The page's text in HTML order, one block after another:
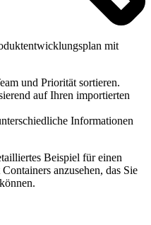
mit
und Priorität sortieren.
auf Ihren importierten
Informationen
Beispiel für einen
anzusehen, das Sie